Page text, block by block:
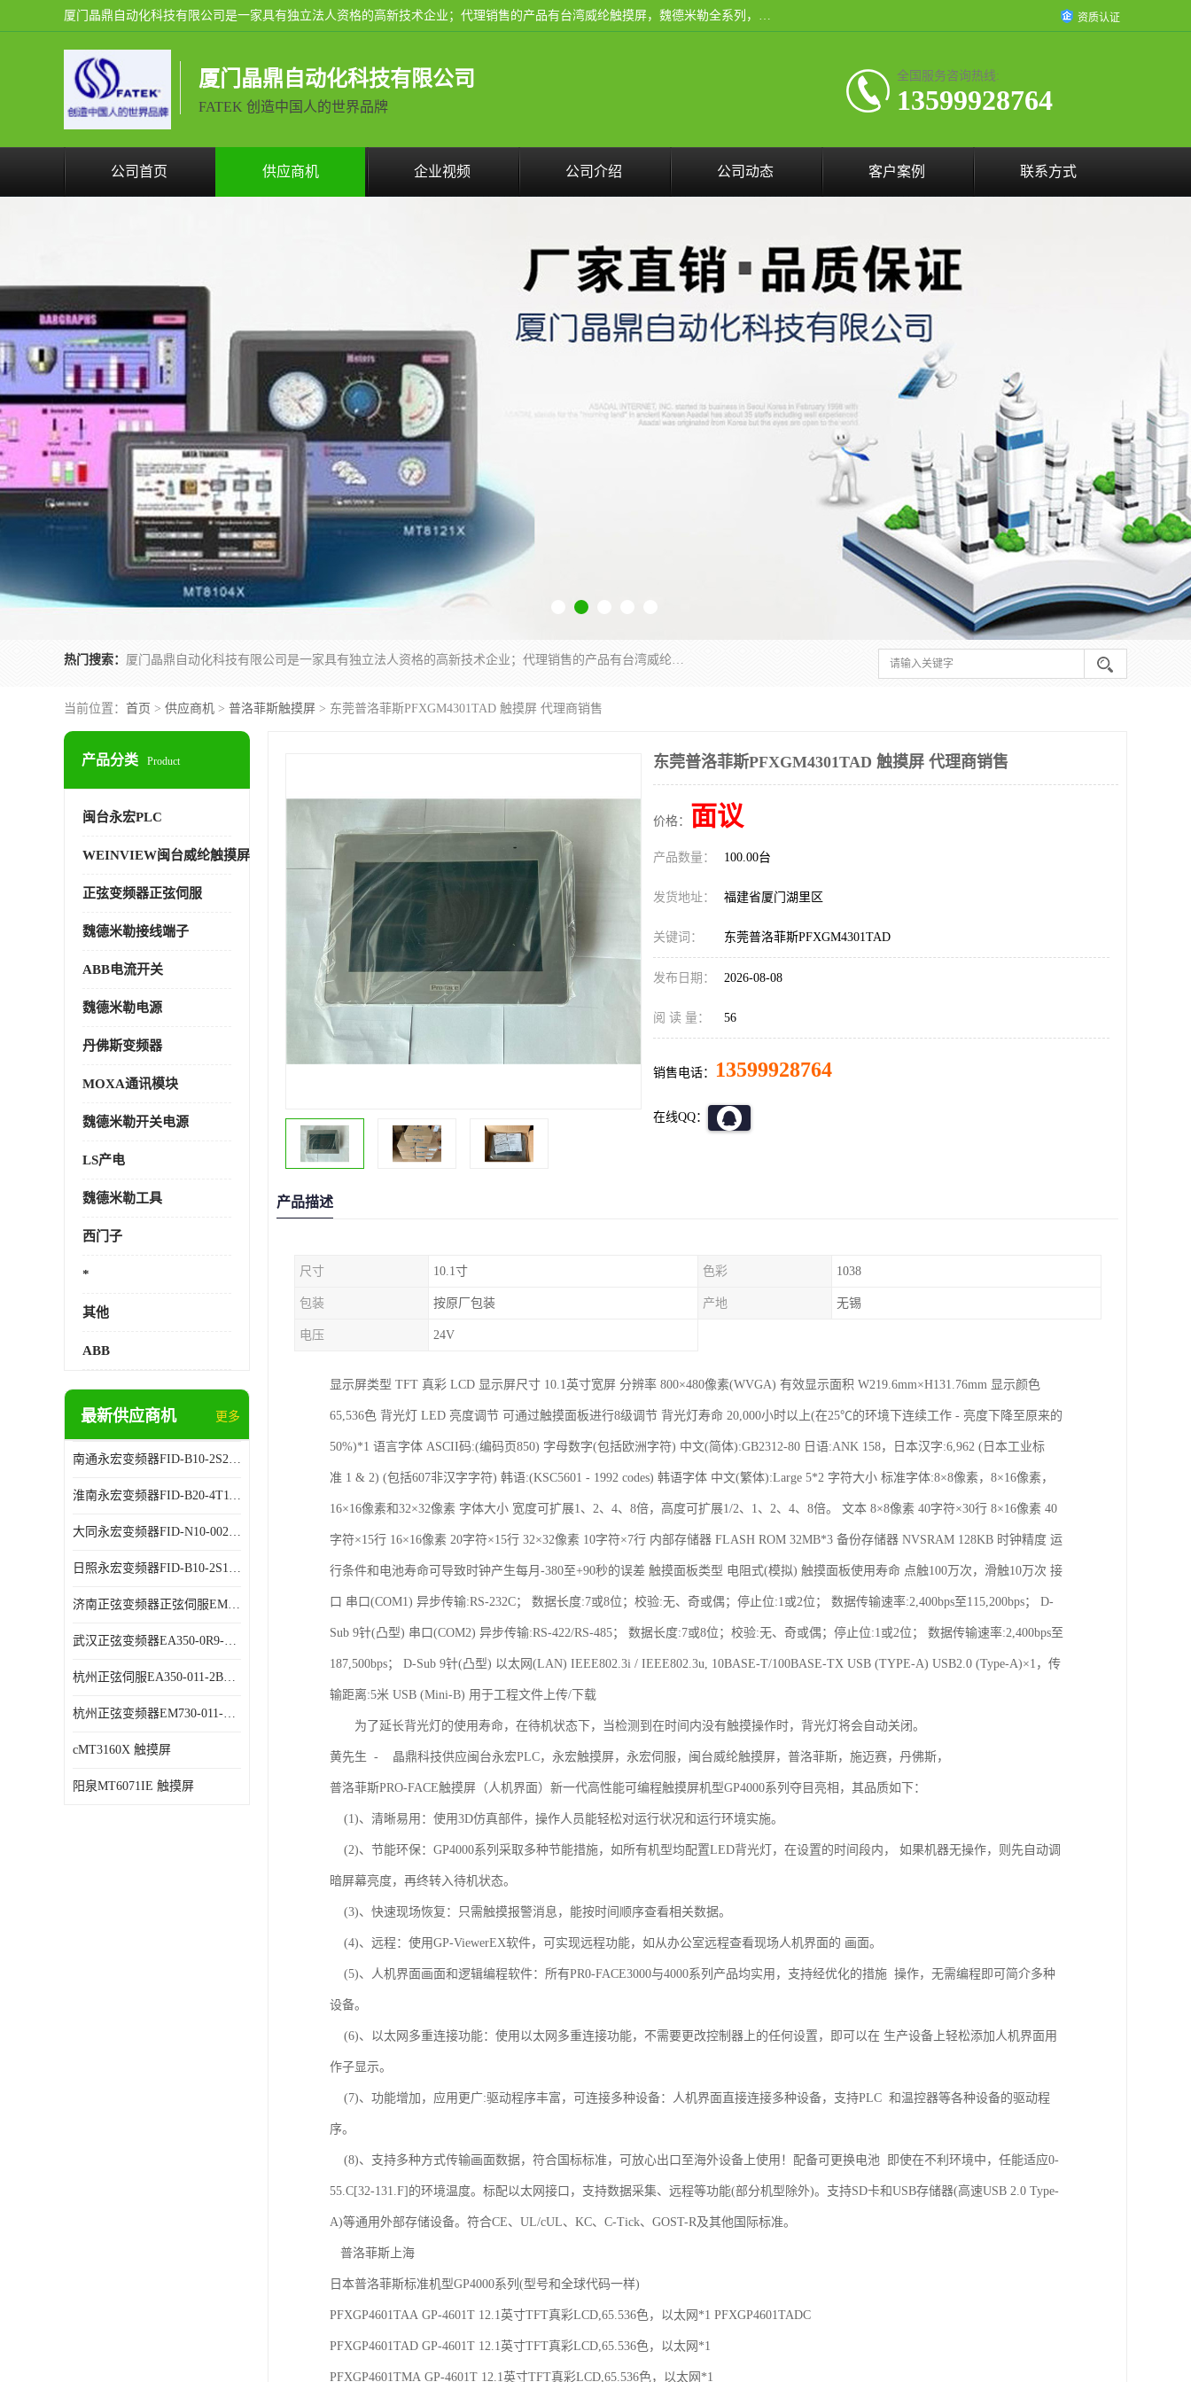
厦门晶鼎自动化科技有限公司是一家具有独立法人资格的高新技术企业；代理销售的产品有台湾威纶触摸屏，魏德米勒全系列，永宏触摸屏,威纶触摸屏,台湾威纶weinview触摸屏,台湾永宏PLC，FATEK,永宏伺服,图儿克总线，施耐德，欧姆龙，西门子，富士变频，K&N蓝系列， BUSSMANN，松下变频器，丹佛斯变频器等。 资质认证
厦门晶鼎自动化科技有限公司
FATEK 创造中国人的世界品牌
全国服务咨询热线:
13599928764
公司首页 供应商机 企业视频 公司介绍 公司动态 客户案例 联系方式
热门搜索： 厦门晶鼎自动化科技有限公司是一家具有独立法人资格的高新技术企业；代理销售的产品有台湾威纶触摸屏，魏德米勒全系列，永宏触摸屏,威纶触摸屏,台湾威纶weinview触摸屏,台湾永宏PLC，FATEK,永宏伺服,图儿克总线，施耐德，欧姆龙，西门子，富士变频，K&N蓝系列， BUSSMANN，松下变频器，丹佛斯变频器等。
当前位置： 首页 > 供应商机 > 普洛菲斯触摸屏 > 东莞普洛菲斯PFXGM4301TAD 触摸屏 代理商销售
产品分类 Product
闽台永宏PLC
WEINVIEW闽台威纶触摸屏
正弦变频器正弦伺服
魏德米勒接线端子
ABB电流开关
魏德米勒电源
丹佛斯变频器
MOXA通讯模块
魏德米勒开关电源
LS产电
魏德米勒工具
西门子
*
其他
ABB
最新供应商机 更多
南通永宏变频器FID-B10-2S2.2G 厂家销售
淮南永宏变频器FID-B20-4T11G 厂家销售
大同永宏变频器FID-N10-002243 厂家销售
日照永宏变频器FID-B10-2S1.5G 代理商销售
济南正弦变频器正弦伺服EM730-315-3代理商 变频器 代理商销售
武汉正弦变频器EA350-0R9-1B代理商 变频器 代理商销售
杭州正弦伺服EA350-011-2B代理商 变频器 代理商销售
杭州正弦变频器EM730-011-3B代理商 变频器 代理商销售
cMT3160X 触摸屏
阳泉MT6071IE 触摸屏
东莞普洛菲斯PFXGM4301TAD 触摸屏 代理商销售
价格： 面议
产品数量： 100.00台
发货地址： 福建省厦门湖里区
关键词： 东莞普洛菲斯PFXGM4301TAD
发布日期： 2026-08-08
阅 读 量： 56
销售电话： 13599928764
在线QQ：
产品描述
尺寸 10.1寸 色彩 1038
包装 按原厂包装 产地 无锡
电压 24V
显示屏类型 TFT 真彩 LCD 显示屏尺寸 10.1英寸宽屏 分辨率 800×480像素(WVGA) 有效显示面积 W219.6mm×H131.76mm 显示颜色
65,536色 背光灯 LED 亮度调节 可通过触摸面板进行8级调节 背光灯寿命 20,000小时以上(在25℃的环境下连续工作 - 亮度下降至原来的
50%)*1 语言字体 ASCII码:(编码页850) 字母数字(包括欧洲字符) 中文(简体):GB2312-80 日语:ANK 158，日本汉字:6,962 (日本工业标
准 1 & 2) (包括607非汉字字符) 韩语:(KSC5601 - 1992 codes) 韩语字体 中文(繁体):Large 5*2 字符大小 标准字体:8×8像素，8×16像素，
16×16像素和32×32像素 字体大小 宽度可扩展1、2、4、8倍，高度可扩展1/2、1、2、4、8倍。 文本 8×8像素 40字符×30行 8×16像素 40
字符×15行 16×16像素 20字符×15行 32×32像素 10字符×7行 内部存储器 FLASH ROM 32MB*3 备份存储器 NVSRAM 128KB 时钟精度 运
行条件和电池寿命可导致时钟产生每月-380至+90秒的误差 触摸面板类型 电阻式(模拟) 触摸面板使用寿命 点触100万次，滑触10万次 接
口 串口(COM1) 异步传输:RS-232C； 数据长度:7或8位；校验:无、奇或偶；停止位:1或2位； 数据传输速率:2,400bps至115,200bps； D-
Sub 9针(凸型) 串口(COM2) 异步传输:RS-422/RS-485； 数据长度:7或8位；校验:无、奇或偶；停止位:1或2位； 数据传输速率:2,400bps至
187,500bps； D-Sub 9针(凸型) 以太网(LAN) IEEE802.3i / IEEE802.3u, 10BASE-T/100BASE-TX USB (TYPE-A) USB2.0 (Type-A)×1，传
输距离:5米 USB (Mini-B) 用于工程文件上传/下载
为了延长背光灯的使用寿命，在待机状态下，当检测到在时间内没有触摸操作时，背光灯将会自动关闭。
黄先生 - 晶鼎科技供应闽台永宏PLC，永宏触摸屏，永宏伺服，闽台威纶触摸屏，普洛菲斯，施迈赛，丹佛斯，
普洛菲斯PRO-FACE触摸屏（人机界面）新一代高性能可编程触摸屏机型GP4000系列夺目亮相，其品质如下：
(1)、清晰易用：使用3D仿真部件，操作人员能轻松对运行状况和运行环境实施。
(2)、节能环保：GP4000系列采取多种节能措施，如所有机型均配置LED背光灯，在设置的时间段内， 如果机器无操作，则先自动调
暗屏幕亮度，再终转入待机状态。
(3)、快速现场恢复：只需触摸报警消息，能按时间顺序查看相关数据。
(4)、远程：使用GP-ViewerEX软件，可实现远程功能，如从办公室远程查看现场人机界面的 画面。
(5)、人机界面画面和逻辑编程软件：所有PR0-FACE3000与4000系列产品均实用，支持经优化的措施 操作，无需编程即可简介多种
设备。
(6)、以太网多重连接功能：使用以太网多重连接功能，不需要更改控制器上的任何设置，即可以在 生产设备上轻松添加人机界面用
作子显示。
(7)、功能增加，应用更广:驱动程序丰富，可连接多种设备：人机界面直接连接多种设备，支持PLC 和温控器等各种设备的驱动程
序。
(8)、支持多种方式传输画面数据，符合国标标准，可放心出口至海外设备上使用！配备可更换电池 即使在不利环境中，任能适应0-
55.C[32-131.F]的环境温度。标配以太网接口，支持数据采集、远程等功能(部分机型除外)。支持SD卡和USB存储器(高速USB 2.0 Type-
A)等通用外部存储设备。符合CE、UL/cUL、KC、C-Tick、GOST-R及其他国际标准。
普洛菲斯上海
日本普洛菲斯标准机型GP4000系列(型号和全球代码一样)
PFXGP4601TAA GP-4601T 12.1英寸TFT真彩LCD,65.536色，以太网*1 PFXGP4601TADC
PFXGP4601TAD GP-4601T 12.1英寸TFT真彩LCD,65.536色，以太网*1
PFXGP4601TMA GP-4601T 12.1英寸TFT真彩LCD,65.536色，以太网*1